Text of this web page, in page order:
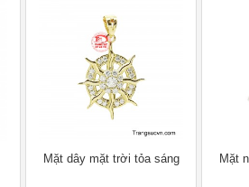
Mặt dây mặt trời tỏa sáng Mặt